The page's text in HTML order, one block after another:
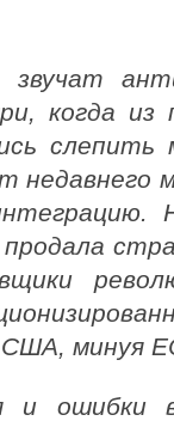
когда из
слепить
недавнего
США, минуя
и ошибки